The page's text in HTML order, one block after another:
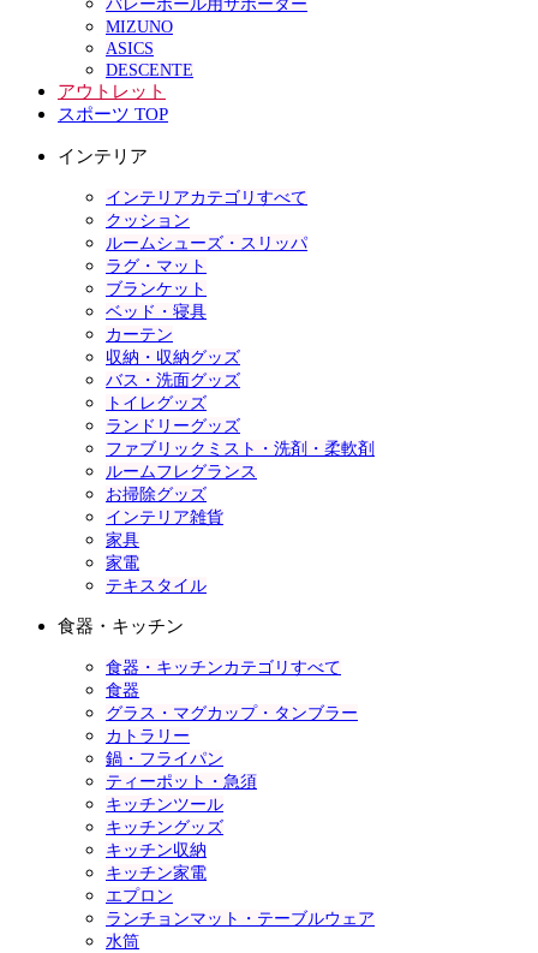
バレーボール用サポーター
MIZUNO
ASICS
DESCENTE
アウトレット
スポーツ TOP
インテリア
インテリアカテゴリすべて
クッション
ルームシューズ・スリッパ
ラグ・マット
ブランケット
ベッド・寝具
カーテン
収納・収納グッズ
バス・洗面グッズ
トイレグッズ
ランドリーグッズ
ファブリックミスト・洗剤・柔軟剤
ルームフレグランス
お掃除グッズ
インテリア雑貨
家具
家電
テキスタイル
食器・キッチン
食器・キッチンカテゴリすべて
食器
グラス・マグカップ・タンブラー
カトラリー
鍋・フライパン
ティーポット・急須
キッチンツール
キッチングッズ
キッチン収納
キッチン家電
エプロン
ランチョンマット・テーブルウェア
水筒